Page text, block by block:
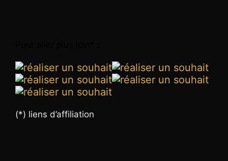
(*) liens d’affiliation